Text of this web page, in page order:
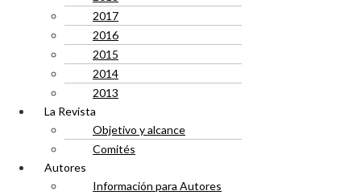
2017
2016
2015
2014
2013
La Revista
Objetivo y alcance
Comités
Autores
Información para Autores